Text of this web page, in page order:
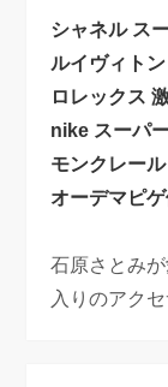
シャネル ス
ルイヴィト
ロレックス
nike スーパ
モンクレー
オーデマピ
石原さとみ
入りのアクセ